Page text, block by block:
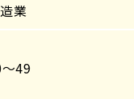
業
49